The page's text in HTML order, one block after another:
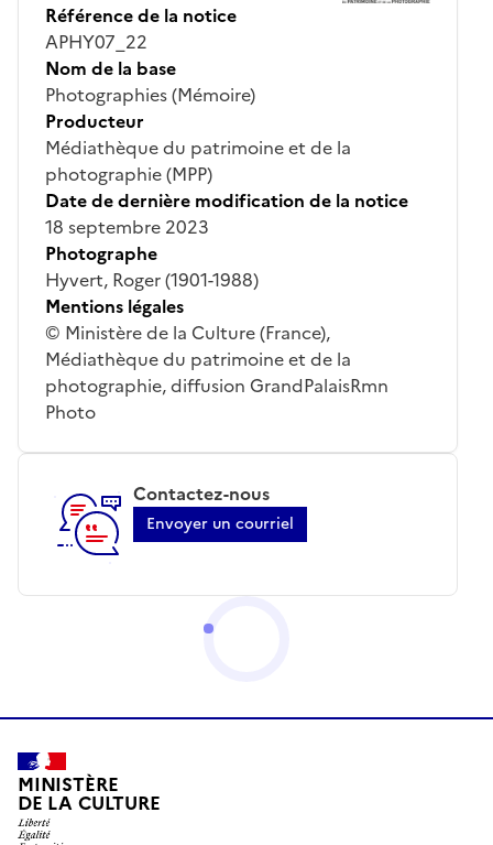
Référence de la notice
APHY07_22
Nom de la base
Photographies (Mémoire)
Producteur
Médiathèque du patrimoine et de la
photographie (MPP)
Date de dernière modification de la notice
18 septembre 2023
Photographe
Hyvert, Roger (1901-1988)
Mentions légales
© Ministère de la Culture (France),
Médiathèque du patrimoine et de la
photographie, diffusion GrandPalaisRmn
Photo
Contactez-nous
Envoyer un courriel
MINISTÈRE
DE LA CULTURE